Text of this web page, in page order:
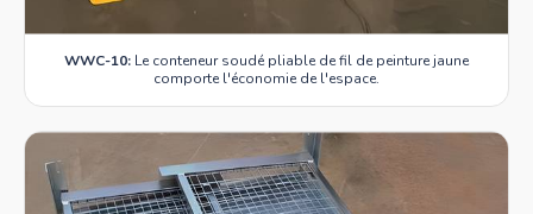
WWC-10: Le conteneur soudé pliable de fil de peinture jaune
comporte l'économie de l'espace.